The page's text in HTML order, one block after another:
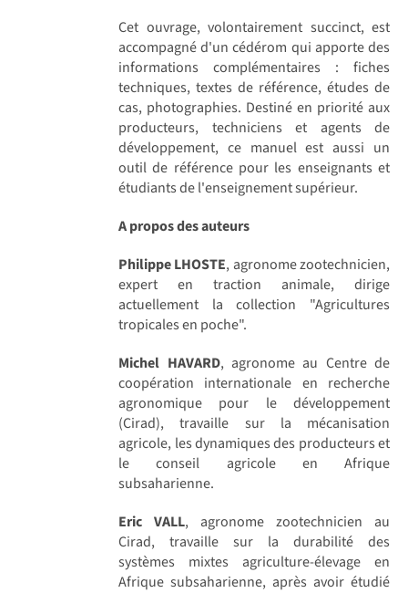
Cet ouvrage, volontairement succinct, est
accompagné d'un cédérom qui apporte des
informations complémentaires : fiches
techniques, textes de référence, études de
cas, photographies. Destiné en priorité aux
producteurs, techniciens et agents de
développement, ce manuel est aussi un
outil de référence pour les enseignants et
étudiants de l'enseignement supérieur.
A propos des auteurs
Philippe LHOSTE, agronome zootechnicien,
expert en traction animale, dirige
actuellement la collection "Agricultures
tropicales en poche".
Michel HAVARD, agronome au Centre de
coopération internationale en recherche
agronomique pour le développement
(Cirad), travaille sur la mécanisation
agricole, les dynamiques des producteurs et
le conseil agricole en Afrique
subsaharienne.
Eric VALL, agronome zootechnicien au
Cirad, travaille sur la durabilité des
systèmes mixtes agriculture-élevage en
Afrique subsaharienne, après avoir étudié